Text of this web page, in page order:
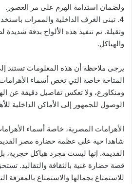
ولضمان استدامة الهرم على مر العصور.
4. تبنى الغرف الداخلية والممرات
وثقيلة. تم تنفيذ هذه الألواح بدقة
والهياكل.
يرجى ملاحظة أن هذه المعلومات تستند
المتاحة خاصة التي تخص أسماء
ومنكاورع، ولا تعكس تفاصيل دقيقة عن
الوصول للجمهور إلى الأماكن الداخلية
الأهرامات المصرية، خاصة أسماء
شاهدا حية على عظمة حضارة مصر
القديمة. إنها ليست مجرد هياكل حجرية،
قصة حضارة غنية بالثقافة والتقاليد.
للاستمتاع بجمالها والاستمتاع بالمعرفة